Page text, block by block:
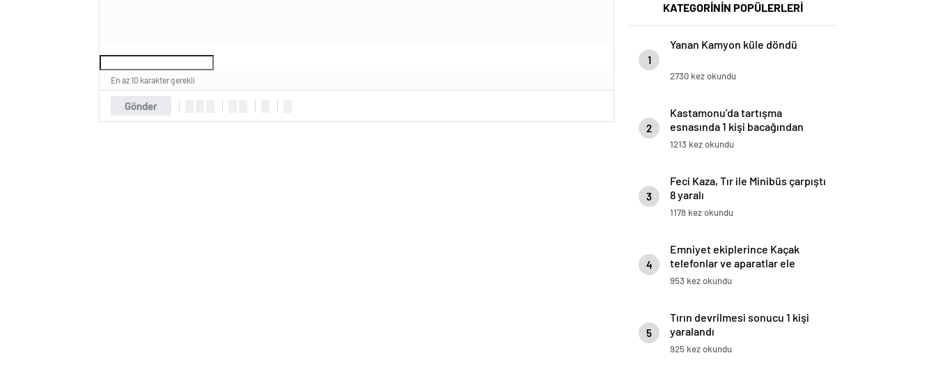
Gönder
En az 10 karakter gerekli
KATEGORİNİN POPÜLERLERİ
1
Yanan Kamyon küle döndü
2730 kez okundu
2
Kastamonu’da tartışma
esnasında 1 kişi bacağından
vuruldu
1213 kez okundu
3
Feci Kaza, Tır ile Minibüs çarpıştı
8 yaralı
1178 kez okundu
4
Emniyet ekiplerince Kaçak
telefonlar ve aparatlar ele
geçirildi
953 kez okundu
5
Tırın devrilmesi sonucu 1 kişi
yaralandı
925 kez okundu